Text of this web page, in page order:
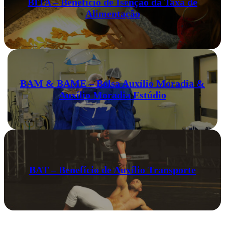
Alimentação
BAM & BAME – Bolsa Auxílio Moradia &
Auxílio Moradia Estúdio
BAT – Benefício de Auxílio Transporte